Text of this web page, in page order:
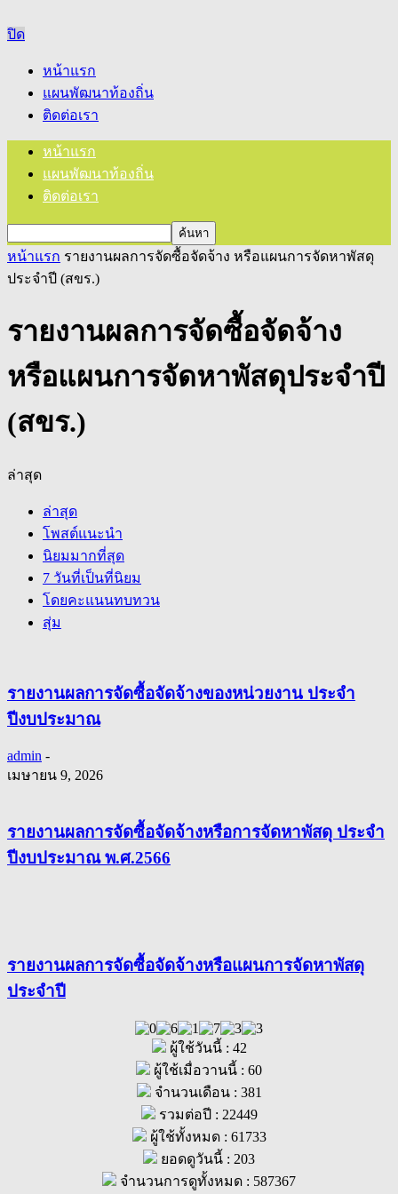
ปิด
หน้าแรก
แผนพัฒนาท้องถิ่น
ติดต่อเรา
หน้าแรก
แผนพัฒนาท้องถิ่น
ติดต่อเรา
หน้าแรก รายงานผลการจัดซื้อจัดจ้าง หรือแผนการจัดหาพัสดุ
ประจำปี (สขร.)
รายงานผลการจัดซื้อจัดจ้าง
หรือแผนการจัดหาพัสดุประจำปี
(สขร.)
ล่าสุด
ล่าสุด
โพสต์แนะนำ
นิยมมากที่สุด
7 วันที่เป็นที่นิยม
โดยคะแนนทบทวน
สุ่ม
รายงานผลการจัดซื้อจัดจ้างของหน่วยงาน ประจำ
ปีงบประมาณ
admin -
เมษายน 9, 2026
รายงานผลการจัดซื้อจัดจ้างหรือการจัดหาพัสดุ ประจำ
ปีงบประมาณ พ.ศ.2566
รายงานผลการจัดซื้อจัดจ้างหรือแผนการจัดหาพัสดุ
ประจำปี
ผู้ใช้วันนี้ : 42
ผู้ใช้เมื่อวานนี้ : 60
จำนวนเดือน : 381
รวมต่อปี : 22449
ผู้ใช้ทั้งหมด : 61733
ยอดดูวันนี้ : 203
จำนวนการดูทั้งหมด : 587367